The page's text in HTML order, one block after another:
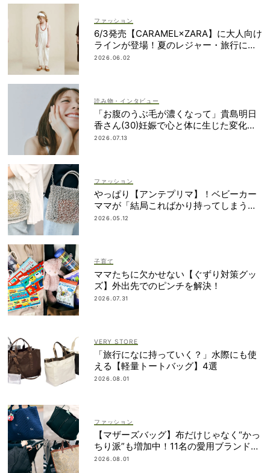
ファッション
6/3発売【CARAMEL×ZARA】に大人向け
ラインが登場！夏のレジャー・旅行にも
おすすめ
2026.06.02
読み物・インタビュー
「お腹のうぶ毛が濃くなって」貴島明日
香さん(30)妊娠で心と体に生じた変化も
「愛しいです」
2026.07.13
ファッション
やっぱり【アンテプリマ】！ベビーカー
ママが「結局こればかり持ってしまう」
納得の理由
2026.05.12
子育て
ママたちに欠かせない【ぐずり対策グッ
ズ】外出先でのピンチを解決！
2026.07.31
VERY STORE
「旅行になに持っていく？」水際にも使
える【軽量トートバッグ】4選
2026.08.01
ファッション
【マザーズバッグ】布だけじゃなく“かっ
ちり派”も増加中！11名の愛用ブランド
は？
2026.08.01